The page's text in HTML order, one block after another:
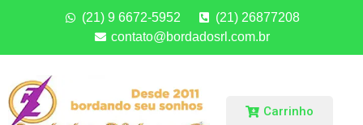
(21) 9 6672-5952
(21) 26877208
contato@bordadosrl.com.br
Carrinho